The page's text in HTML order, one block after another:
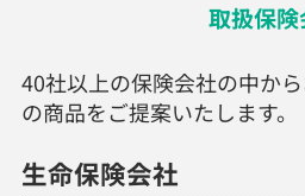
取扱保
40社以上の保険会社の中か
の商品をご提案いたします。
生命保険会社